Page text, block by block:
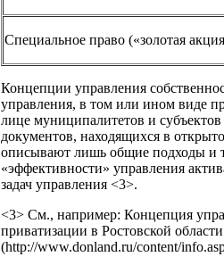
Специальное право («золотая
Концепции управления
управления, в том или ином виде
лице муниципалитетов и
документов, находящихся в
описывают лишь общие подходы и
«эффективности» управления
задач управления <3>.
<3> См., например: Концепция
приватизации в Ростовской области
(http://www.donland.ru/content/